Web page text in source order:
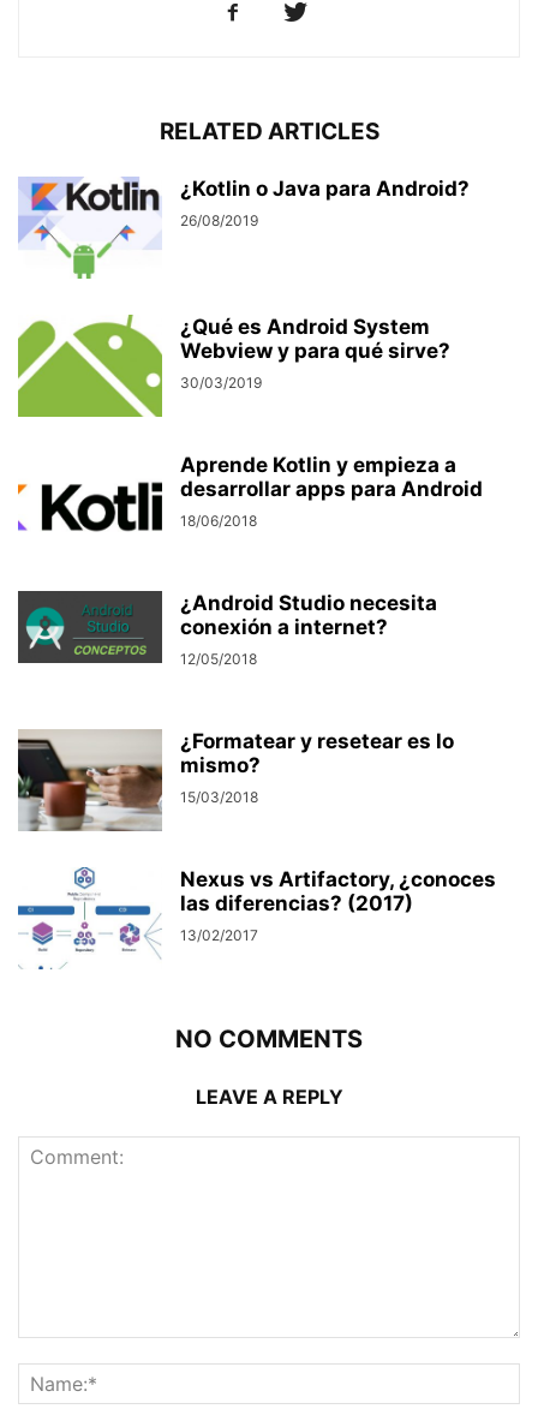
RELATED ARTICLES
¿Kotlin o Java para Android?
26/08/2019
¿Qué es Android System
Webview y para qué sirve?
30/03/2019
Aprende Kotlin y empieza a
desarrollar apps para Android
18/06/2018
¿Android Studio necesita
conexión a internet?
12/05/2018
¿Formatear y resetear es lo
mismo?
15/03/2018
Nexus vs Artifactory, ¿conoces
las diferencias? (2017)
13/02/2017
NO COMMENTS
LEAVE A REPLY